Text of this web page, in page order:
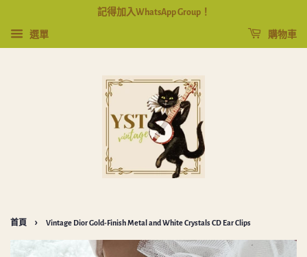
記得加入WhatsApp Group！
選單 購物車
首頁 › Vintage Dior Gold-Finish Metal and White Crystals CD Ear Clips